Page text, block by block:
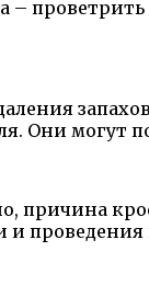
Они могут
причина
и